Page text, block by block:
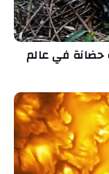
حضانة في عالم